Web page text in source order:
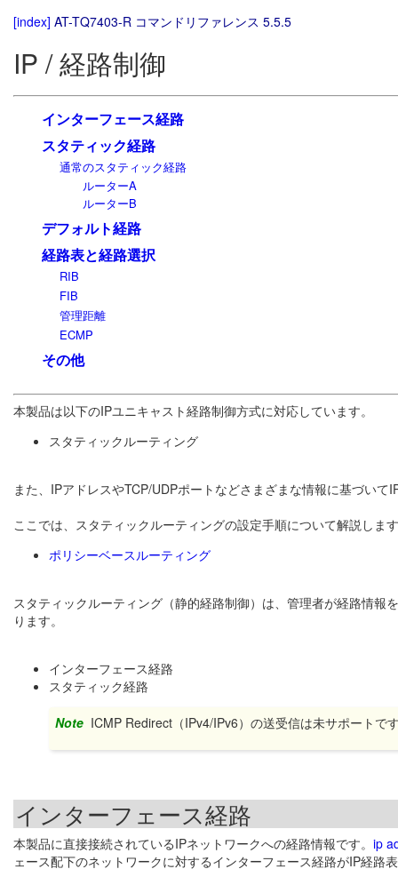
[index] AT-TQ7403-R コマンドリファレンス 5.5.5
IP / 経路制御
インターフェース経路
スタティック経路
通常のスタティック経路
ルーターA
ルーターB
デフォルト経路
経路表と経路選択
RIB
FIB
管理距離
ECMP
その他
本製品は以下のIPユニキャスト経路制御方式に対応しています。
スタティックルーティング
また、IPアドレスやTCP/UDPポートなどさまざまな情報に基づい
ここでは、スタティックルーティングの設定手順について解説し
ポリシーベースルーティング
スタティックルーティング（静的経路制御）は、管理者が経路情
ります。
インターフェース経路
スタティック経路
Note ICMP Redirect（IPv4/IPv6）の送受信は未サポートで
インターフェース経路
本製品に直接接続されているIPネットワークへの経路情報です。 ip
ェース配下のネットワークに対するインターフェース経路がIP経